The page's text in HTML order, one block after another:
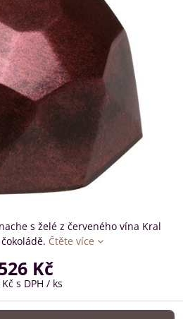
s želé z červeného vína Kral
Čtěte více
Kč
s DPH / ks